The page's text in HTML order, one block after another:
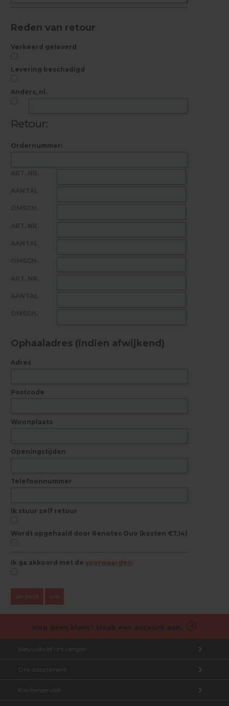
Reden van retour
Verkeerd geleverd
Levering beschadigd
Anders, nl.
Retour:
Ordernummer:
Ophaaladres (indien afwijkend)
Adres
Postcode
Woonplaats
Openingstijden
Telefoonnummer
Ik stuur zelf retour
Wordt opgehaald door Renotec Duo (kosten €7,14)
Ik ga akkoord met de voorwaarden.
verzend wis
Nog geen klant? Maak een account aan.
Nieuwsbrief ontvangen
Ontvang onze nieuwsbrief vol tips en exclusieve aanbiedingen.
Ons assortiment
Nieuw bij Renotec Duo
Klantenservice